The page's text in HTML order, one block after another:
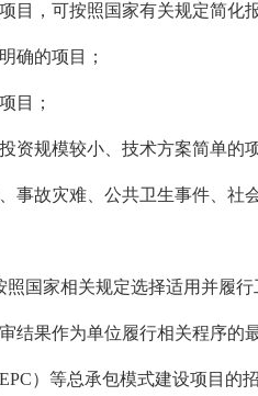
，可按照国家有关规定简化
的项目；
目；
规模较小、技术方案简单的
故灾难、公共卫生事件、社
家相关规定选择适用并履行
结果作为单位履行相关程序的
）等总承包模式建设项目的